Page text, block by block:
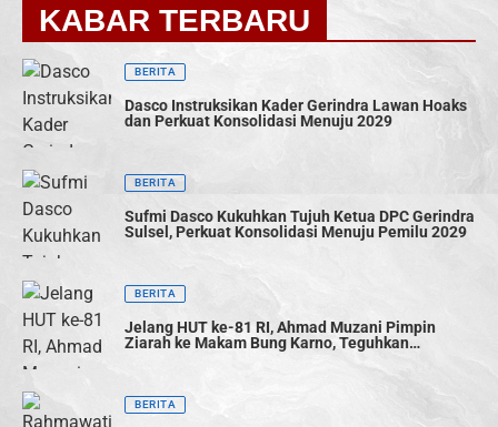
KABAR TERBARU
BERITA
Dasco Instruksikan Kader Gerindra Lawan Hoaks
dan Perkuat Konsolidasi Menuju 2029
BERITA
Sufmi Dasco Kukuhkan Tujuh Ketua DPC Gerindra
Sulsel, Perkuat Konsolidasi Menuju Pemilu 2029
BERITA
Jelang HUT ke-81 RI, Ahmad Muzani Pimpin
Ziarah ke Makam Bung Karno, Teguhkan
BERITA